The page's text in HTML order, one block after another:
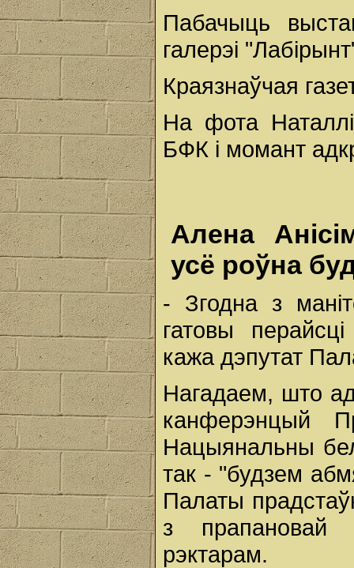
Пабачыць
галерэі
Краязнаўчая
На фота
БФК і момант
Алена
усё роўна
- Згодна з
гатовы
кажа дэпутат
Нагадаем, што
канферэнцый
Нацыянальны
так - "будзем
Палаты
з прапановай
рэктарам.